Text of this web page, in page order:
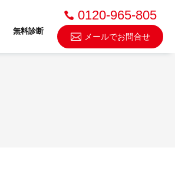
無料診断
0120-965-805
メールでお問合せ